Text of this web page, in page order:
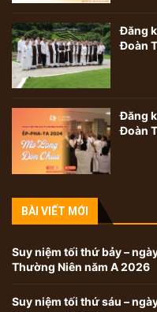
Đăng
Đoàn
Đăng
Đoàn
BÀI VIẾT MỚI
Suy niệm tối thứ bảy –
Thường Niên năm A 2026
Suy niệm tối thứ sáu –